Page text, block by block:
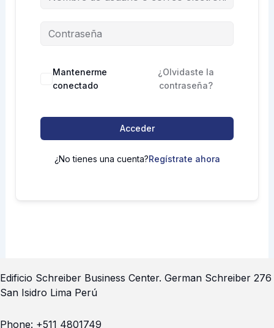
Mantenerme
conectado
¿Olvidaste la
contraseña?
Acceder
¿No tienes una cuenta?Regístrate ahora
Edificio Schreiber Business Center. German Schreiber 276
San Isidro Lima Perú
Phone: +511 4801749